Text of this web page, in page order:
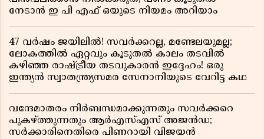
നേടാൻ ഇ പി എഫ് ഒയുടെ നിയമം അറിയാം
47 വർഷം ജയിലിൽ! സവർക്കറല്ല, മണ്ടേലയുമല്ല;
ലോകത്തിൽ ഏറ്റവും കൂടുതൽ കാലം തടവിൽ
കഴിഞ്ഞ രാഷ്ട്രീയ തടവുകാരൻ ഇദ്ദേഹം! ഒരു
ഇന്ത്യൻ സ്വാതന്ത്ര്യസമര സേനാനിയുടെ വേറിട്ട കഥ
വന്ദേമാതരം നിർബന്ധമാക്കുന്നതും സവർക്കറെ
പുകഴ്ത്തുന്നതും ആർഎസ്എസ് അജൻഡ;
സർക്കാരിനെതിരെ പിണറായി വിജയൻ